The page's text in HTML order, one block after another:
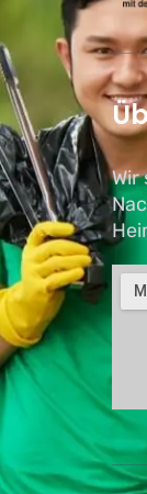
Wir